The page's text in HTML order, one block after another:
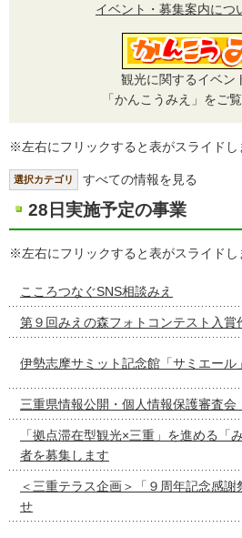
イベント・募集案内につ
観光に関するイベン
「かんこうみえ」をご
※左右にフリックすると表がスライドし
選択カテゴリ すべての情報を見る
28日実施予定の事業
※左右にフリックすると表がスライドし
こころつなぐSNS相談みえ
第９回みえの森フォトコンテスト入賞
伊勢志摩サミット記念館「サミエー
三重県情報公開・個人情報保護審査
「拠点滞在型観光×三重」を進める
者を募集します
＜三重テラス企画＞「９周年記念感
せ